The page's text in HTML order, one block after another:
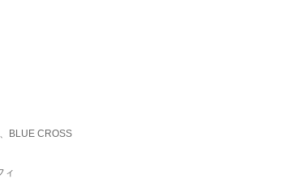
BLUE CROSS
ィ